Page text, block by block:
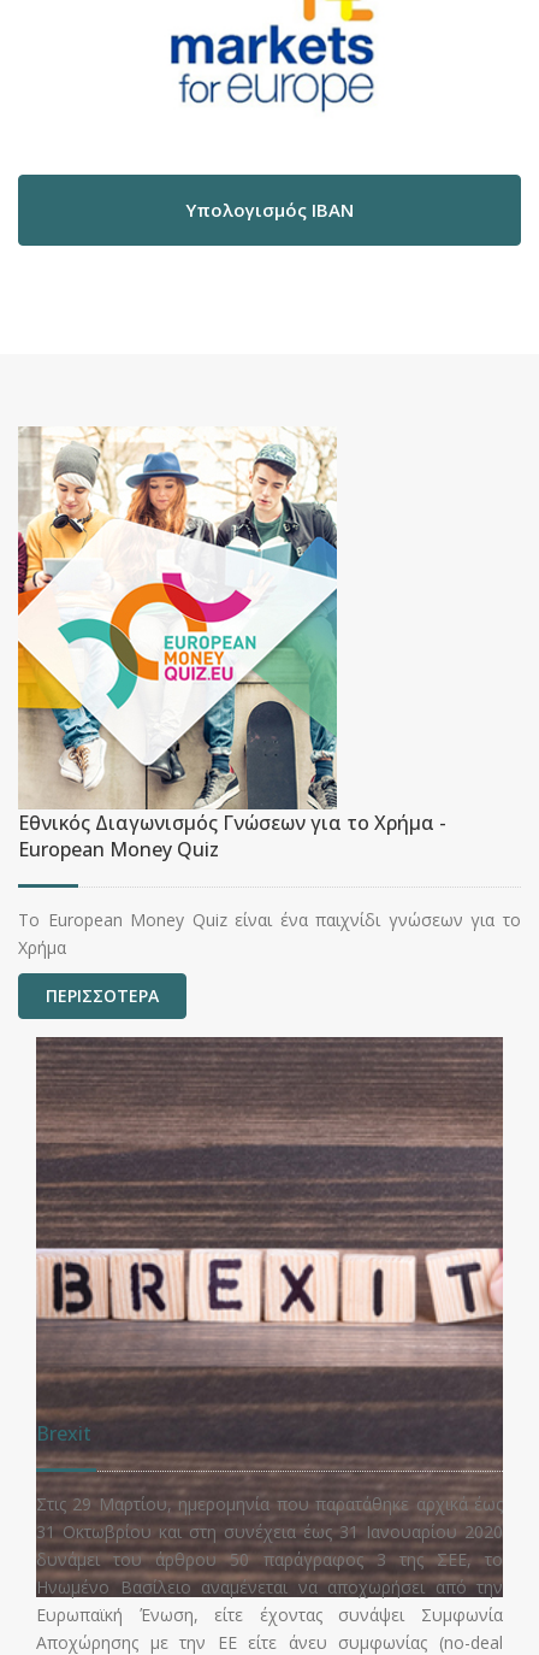
Υπολογισμός IBAN
Εθνικός Διαγωνισμός Γνώσεων για το Χρήμα -
European Money Quiz
Το European Money Quiz είναι ένα παιχνίδι γνώσεων για το
Χρήμα
ΠΕΡΙΣΣΟΤΕΡΑ
Brexit
Στις 29 Μαρτίου, ημερομηνία που παρατάθηκε αρχικά έως
31 Οκτωβρίου και στη συνέχεια έως 31 Ιανουαρίου 2020
δυνάμει του άρθρου 50 παράγραφος 3 της ΣΕΕ, το
Ηνωμένο Βασίλειο αναμένεται να αποχωρήσει από την
Ευρωπαϊκή Ένωση, είτε έχοντας συνάψει Συμφωνία
Αποχώρησης με την ΕΕ είτε άνευ συμφωνίας (no-deal